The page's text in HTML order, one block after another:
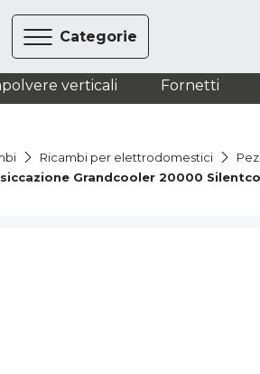
Categorie
verticali Fornetti
Ricambi per elettrodomestici
Grandcooler 20000